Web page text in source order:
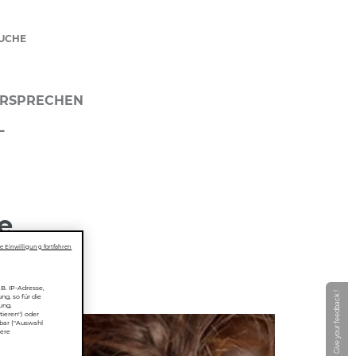
Give your feedback !
IP-Adresse,
so für die
oder
("Auswahl
Einwilligung fortfahren